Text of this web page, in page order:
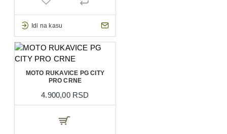
Idi na kasu
MOTO RUKAVICE PG CITY
PRO CRNE
4.900,00 RSD